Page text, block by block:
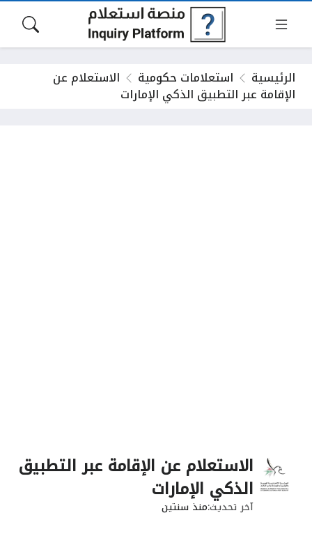
الرئيسية استعلامات حكومية الاستعلام عن
الإقامة عبر التطبيق الذكي الإمارات
الاستعلام عن الإقامة عبر التطبيق
الذكي الإمارات
آخر تحديثمنذ سنتين